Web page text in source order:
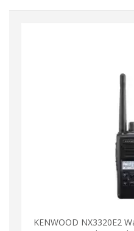
KENWOOD NX3320E2